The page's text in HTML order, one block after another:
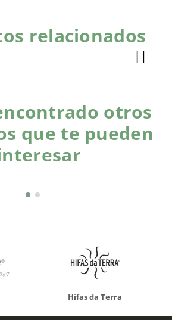
relacionados
otros
que te pueden
Hifas da Terra